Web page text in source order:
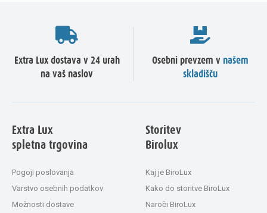
Extra Lux dostava v 24 urah
na vaš naslov
Osebni prevzem v našem
skladišču
Extra Lux
spletna trgovina
Pogoji poslovanja
Varstvo osebnih podatkov
Možnosti dostave
Storitev
Birolux
Kaj je BiroLux
Kako do storitve BiroLux
Naroči BiroLux